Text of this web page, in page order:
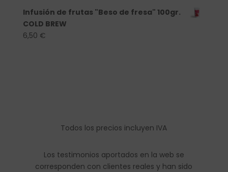
Infusión de frutas "Beso de fresa" 100gr.
COLD BREW
6,50 €
Todos los precios incluyen IVA
Los testimonios aportados en la web se
corresponden con clientes reales y han sido